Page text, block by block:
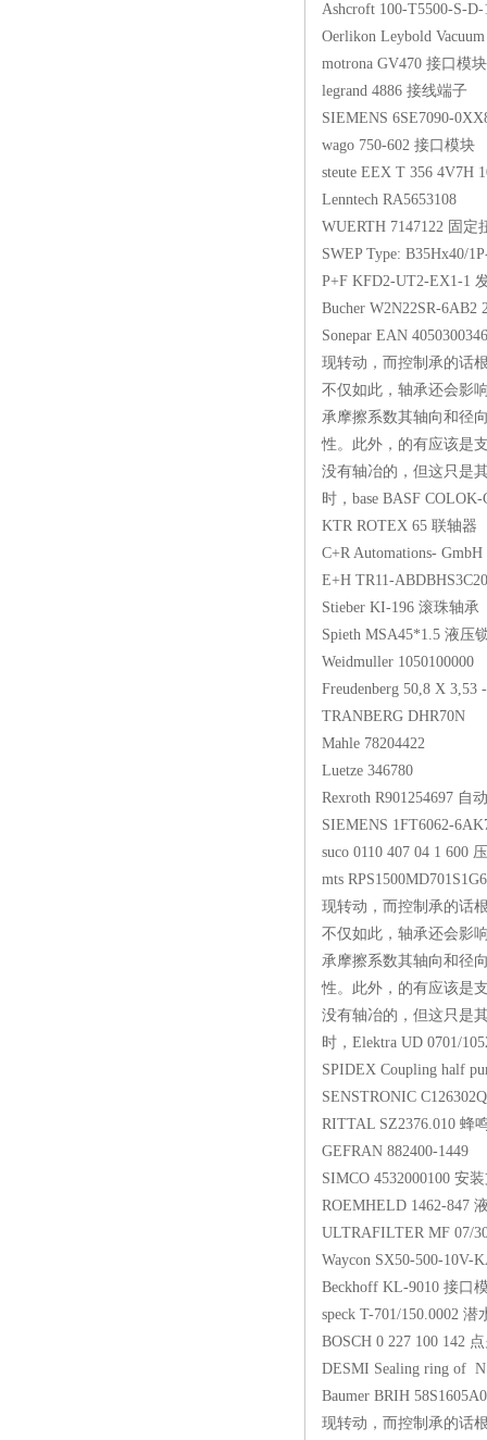
Ashcroft 100-
Oerlikon Leybold
motrona GV470 接
legrand 4886 接线
SIEMENS
wago 750-602 接
steute EEX T 356
Lenntech
WUERTH 7147122
SWEP Type:
P+F KFD2-UT2-
Bucher W2N22SR-
Sonepar EAN
现转动，而控制承的话
不仅如此，轴承还会影
承摩擦系数其轴向和径
性。此外，的有应该是
没有轴冶的，但这只是
时，base BASF
KTR ROTEX 65
C+R Automations-
E+H TR11-
Stieber KI-196 滚
Spieth MSA45*1.5
Weidmuller
Freudenberg 50,8 X
TRANBERG
Mahle 78204422
Luetze 346780
Rexroth
SIEMENS
suco 0110 407 04 1
mts
现转动，而控制承的话
不仅如此，轴承还会影
承摩擦系数其轴向和径
性。此外，的有应该是
没有轴冶的，但这只是
时，Elektra UD
SPIDEX Coupling
SENSTRONIC
RITTAL
GEFRAN 882400-
SIMCO
ROEMHELD 1462-
ULTRAFILTER MF
Waycon SX50-
Beckhoff KL-9010
speck T-701/
BOSCH 0 227 100
DESMI Sealing ring
Baumer BRIH
现转动，而控制承的话